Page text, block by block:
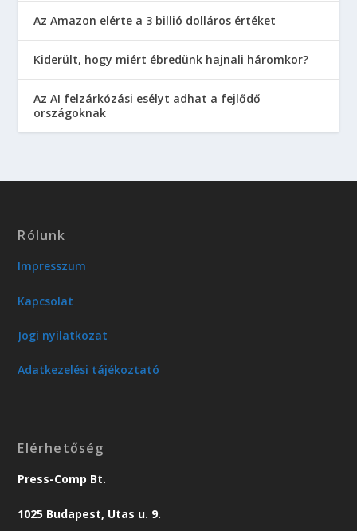
Az Amazon elérte a 3 billió dolláros értéket
Kiderült, hogy miért ébredünk hajnali háromkor?
Az AI felzárkózási esélyt adhat a fejlődő
országoknak
Rólunk
Impresszum
Kapcsolat
Jogi nyilatkozat
Adatkezelési tájékoztató
Elérhetőség
Press-Comp Bt.
1025 Budapest, Utas u. 9.